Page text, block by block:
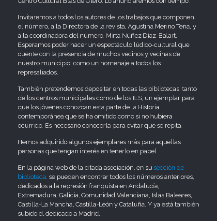
Invitaremos a todos los autores de los trabajos que componen
el número, a la Directora de la revista, Agustina Merino Tena, y
a la coordinadora del número, Mirta Núñez Díaz-Balart.
Esperamos poder hacer un espectáculo lúdico-cultural que
cuente con la presencia de muchos vecinos y vecinas de
nuestro municipio, como un homenaje a todos los
represaliados.
También pretendemos depositar en todas las bibliotecas, tanto
de los centros municipales como de los IES, un ejemplar para
que los jóvenes conozcan esta parte de la Historia
contemporánea que se ha omitido como si no hubiera
ocurrido. Es necesario conocerla para evitar que se repita.
Hemos adquirido algunos ejemplares más para aquellas
personas que tengan interés en tenerlo en papel.
En la página web de la citada asociación, en su sección de
biblioteca, se pueden encontrar todos los números anteriores,
dedicados a la represión franquista en Andalucía,
Extremadura, Galicia, Comunidad Valenciana, Islas Baleares,
Castilla-La Mancha, Castilla-León y Cataluña. Y ya está también
subido el dedicado a Madrid.